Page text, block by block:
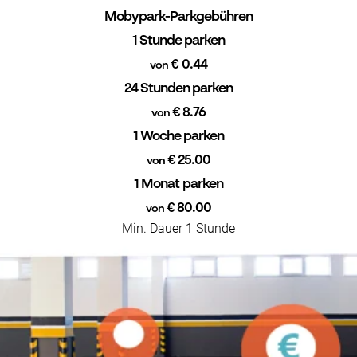
Mobypark-Parkgebühren
1 Stunde parken
von € 0.44
24 Stunden parken
von€ 8.76
1 Woche parken
von€ 25.00
1 Monat parken
von€ 80.00
Min. Dauer 1 Stunde